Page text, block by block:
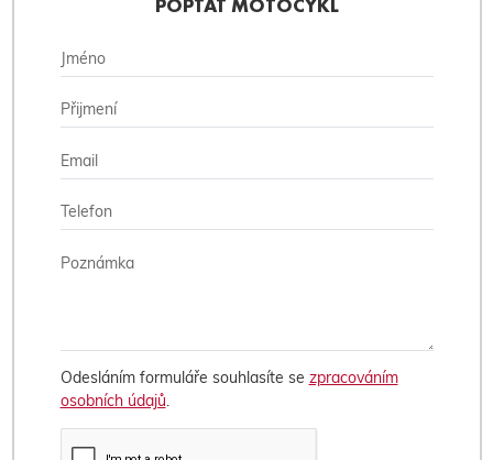
POPTAT MOTOCYKL
Odesláním formuláře souhlasíte se zpracováním
osobních údajů.